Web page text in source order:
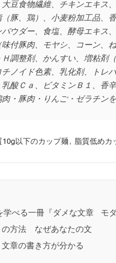
豆食物繊維、チキンエキス
（豚、鶏）、小麦粉加工品、
ウダー、食塩、酵母エキス
付豚肉、モヤシ、コーン、
調整剤、かんすい、増粘剤
ノイド色素、乳化剤、トレ
酸Ｃａ、ビタミンＢ１、香
・豚肉・りんご・ゼラチンを
10g以下のカップ麺 , 脂質低めカ
学べる一冊『ダメな文章
の方法 なぜあなたの文
章の書き方が分かる
モ